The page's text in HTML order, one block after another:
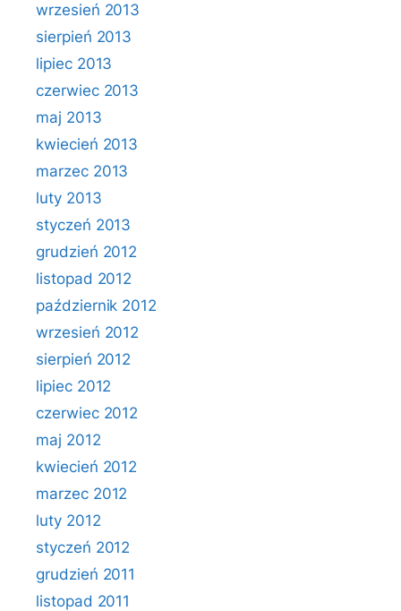
wrzesień 2013
sierpień 2013
lipiec 2013
czerwiec 2013
maj 2013
kwiecień 2013
marzec 2013
luty 2013
styczeń 2013
grudzień 2012
listopad 2012
październik 2012
wrzesień 2012
sierpień 2012
lipiec 2012
czerwiec 2012
maj 2012
kwiecień 2012
marzec 2012
luty 2012
styczeń 2012
grudzień 2011
listopad 2011